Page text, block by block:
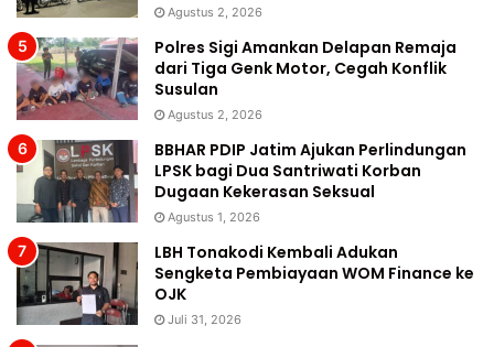
Agustus 2, 2026
Polres Sigi Amankan Delapan Remaja
dari Tiga Genk Motor, Cegah Konflik
Susulan
Agustus 2, 2026
BBHAR PDIP Jatim Ajukan Perlindungan
LPSK bagi Dua Santriwati Korban
Dugaan Kekerasan Seksual
Agustus 1, 2026
LBH Tonakodi Kembali Adukan
Sengketa Pembiayaan WOM Finance ke
OJK
Juli 31, 2026